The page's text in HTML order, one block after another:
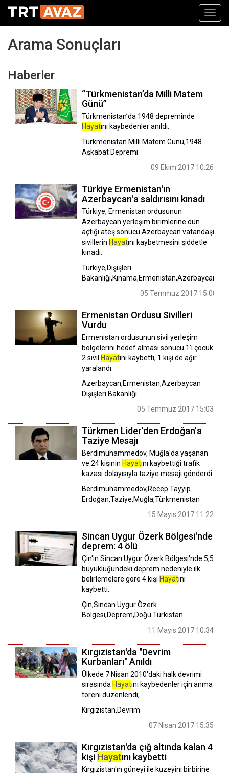
Arama Sonuçları
Haberler
“Türkmenistan’da Milli Matem
Günü”
Türkmenistan’da 1948 depreminde
Hayatını kaybedenler anıldı.
Türkmenistan Milli Matem Günü,1948
Aşkabat Depremi
09 Ekim 2017 10:26
Türkiye Ermenistan'ın
Azerbaycan'a saldırısını kınadı
Türkiye, Ermenistan ordusunun
Azerbaycan yerleşim birimlerine dün
açtığı ateş sonucu Azerbaycan vatandaşı
sivillerin Hayatını kaybetmesini şiddetle
kınadı.
Türkiye,Dışişleri
Bakanlığı,Kınama,Ermenistan,Azerbaycan
05 Temmuz 2017 15:08
Ermenistan Ordusu Sivilleri
Vurdu
Ermenistan ordusunun sivil yerleşim
bölgelerini hedef alması sonucu 1’i çocuk
2 sivil Hayatını kaybetti, 1 kişi de ağır
yaralandı.
Azerbaycan,Ermenistan,Azerbaycan
Dışişleri Bakanlığı
05 Temmuz 2017 15:03
Türkmen Lider'den Erdoğan'a
Taziye Mesajı
Berdimuhammedov, Muğla'da yaşanan
ve 24 kişinin Hayatını kaybettiği trafik
kazası dolayısıyla taziye mesajı gönderdi.
Berdimuhammedov,Recep Tayyip
Erdoğan,Taziye,Muğla,Türkmenistan
15 Mayıs 2017 11:22
Sincan Uygur Özerk Bölgesi'nde
deprem: 4 ölü
Çin'in Sincan Uygur Özerk Bölgesi'nde 5,5
büyüklüğündeki deprem nedeniyle ilk
belirlemelere göre 4 kişi Hayatını
kaybetti.
Çin,Sincan Uygur Özerk
Bölgesi,Deprem,Doğu Türkistan
11 Mayıs 2017 10:34
Kırgızistan'da "Devrim
Kurbanları" Anıldı
Ülkede 7 Nisan 2010'daki halk devrimi
sırasında Hayatını kaybedenler için anma
töreni düzenlendi,
Kırgızistan,Devrim
07 Nisan 2017 15:35
Kırgızistan'da çığ altında kalan 4
kişi Hayatını kaybetti
Kırgızistan'ın güneyi ile kuzeyini birbirine